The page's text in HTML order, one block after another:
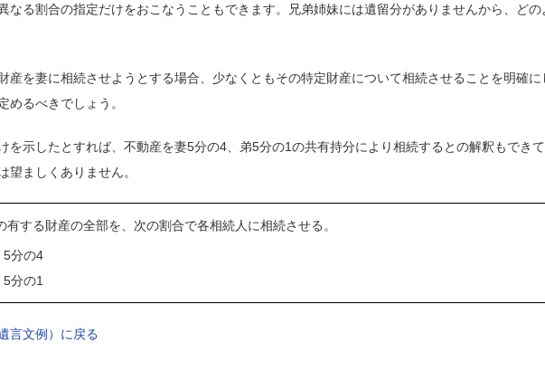
なる割合の指定だけをおこなうこともできます。兄弟姉妹には遺留分がありませんから、どの
産を妻に相続させようとする場合、少なくともその特定財産について相続させることを明確に
めるべきでしょう。
を示したとすれば、不動産を妻5分の4、弟5分の1の共有持分により相続するとの解釈もできて
望ましくありません。
する財産の全部を、次の割合で各相続人に相続させる。
分の4
分の1
言文例）に戻る